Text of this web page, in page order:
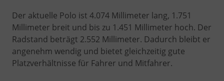
Der aktuelle Polo ist 4.074 Millimeter lang, 1.751
Millimeter breit und bis zu 1.451 Millimeter hoch. Der
Radstand beträgt 2.552 Millimeter. Dadurch bleibt er
angenehm wendig und bietet gleichzeitig gute
Platzverhältnisse für Fahrer und Mitfahrer.